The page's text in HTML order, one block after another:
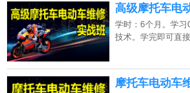
高级摩托车电
学时：6个月。学习
技术。学完即可直
摩托车电动车